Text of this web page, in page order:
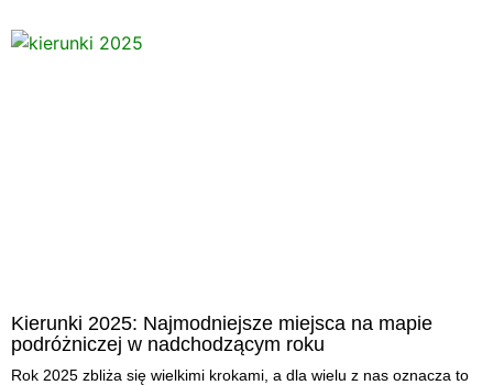
Kierunki 2025: Najmodniejsze miejsca na mapie
podróżniczej w nadchodzącym roku
Rok 2025 zbliża się wielkimi krokami, a dla wielu z nas oznacza to